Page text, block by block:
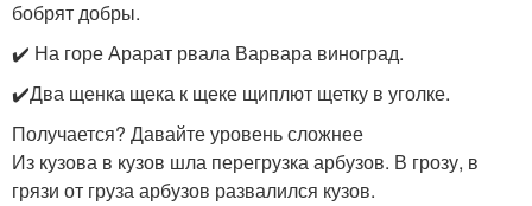
бобрят добры.
✔️ На горе Арарат рвала Варвара виноград.
✔️Два щенка щека к щеке щиплют щетку в уголке.
Получается? Давайте уровень сложнее
Из кузова в кузов шла перегрузка арбузов. В грозу, в
грязи от груза арбузов развалился кузов.